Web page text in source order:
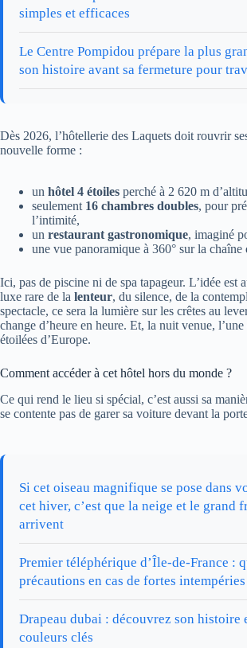
simples et efficaces
Le Centre Pompidou prépare la plus
son histoire avant sa fermeture pour
Dès 2026, l’hôtellerie des Laquets doit rouvrir
nouvelle forme :
un hôtel 4 étoiles perché à 2 620 m
seulement 16 chambres doubles, pour
l’intimité,
un restaurant gastronomique, imaginé
une vue panoramique à 360° sur la chaîne
Ici, pas de piscine ni de spa tapageur. L’idée est
luxe rare de la lenteur, du silence, de la
spectacle, ce sera la lumière sur les crêtes au
change d’heure en heure. Et, la nuit venue,
étoilées d’Europe.
Comment accéder à cet hôtel hors du monde ?
Ce qui rend le lieu si spécial, c’est aussi sa
se contente pas de garer sa voiture devant la
Si cet oiseau magnifique se pose dans
cet hiver, c’est que la neige et le grand
arrivent
Premier téléphérique d’Île-de-France :
précautions en cas de fortes intempéries
Drapeau dubai : découvrez son histoire
couleurs clés